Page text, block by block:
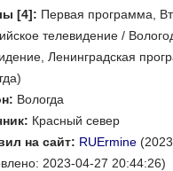
[4]: Первая программа,
телевидение /
Ленинградская
Вологда
Красный север
на сайт: RUErmine
2023-04-27 20:44:26)